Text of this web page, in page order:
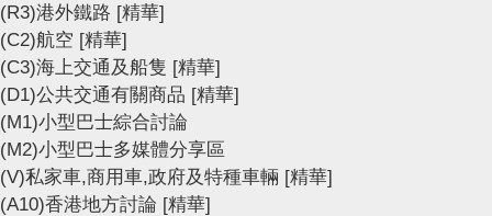
(R3)港外鐵路 [精華]
(C2)航空 [精華]
(C3)海上交通及船隻 [精華]
(D1)公共交通有關商品 [精華]
(M1)小型巴士綜合討論
(M2)小型巴士多媒體分享區
(V)私家車,商用車,政府及特種車輛 [精華]
(A10)香港地方討論 [精華]